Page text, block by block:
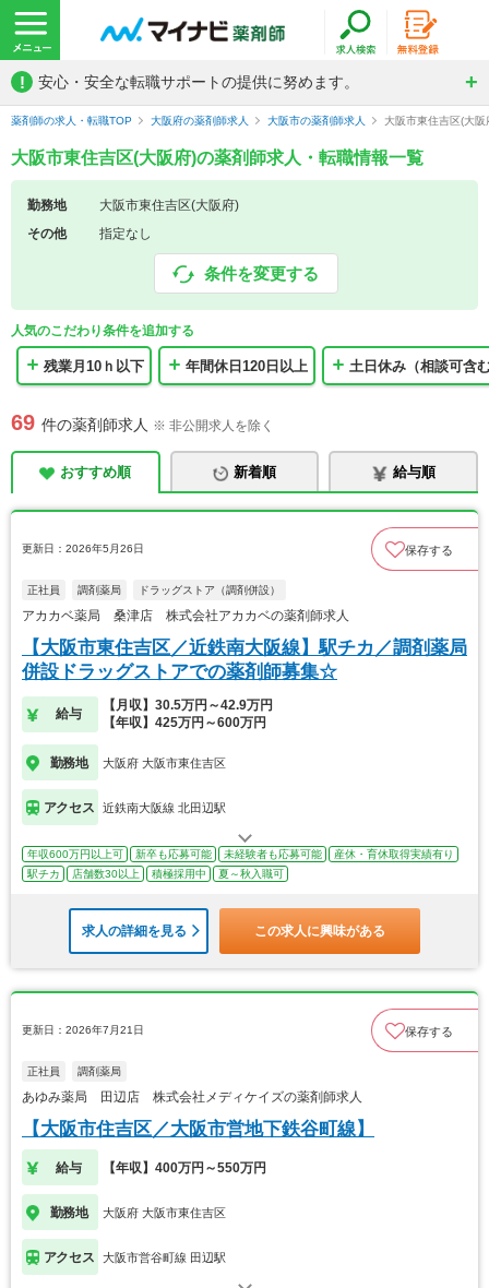
! 安心・安全な転職サポートの提供に努めます。
薬剤師の求人・転職TOP 大阪府の薬剤師求人 大阪市の薬剤師求人 大阪市東住吉区(大
大阪市東住吉区(大阪府)の薬剤師求人・転職情報一覧
勤務地
大阪市東住吉区(大阪府)
その他
指定なし
条件を変更する
人気のこだわり条件を追加する
残業月10ｈ以下 年間休日120日以上 土日休み（相談可含
69 件の薬剤師求人 ※ 非公開求人を除く
おすすめ順 新着順 給与順
更新日：2026年5月26日 保存する
正社員 調剤薬局 ドラッグストア（調剤併設）
アカカベ薬局 桑津店 株式会社アカカベの薬剤師求人
【大阪市東住吉区／近鉄南大阪線】駅チカ／調剤薬局
併設ドラッグストアでの薬剤師募集☆
給与
【月収】30.5万円～42.9万円
【年収】425万円～600万円
勤務地 大阪府 大阪市東住吉区
アクセス 近鉄南大阪線 北田辺駅
年収600万円以上可 新卒も応募可能 未経験者も応募可能
産休・育休取得実績有り
駅チカ
店舗数30以上 積極採用中 夏～秋入職可
求人の詳細を見る この求人に興味がある
更新日：2026年7月21日 保存する
正社員 調剤薬局
あゆみ薬局 田辺店 株式会社メディケイズの薬剤師求人
【大阪市住吉区／大阪市営地下鉄谷町線】
給与 【年収】400万円～550万円
勤務地 大阪府 大阪市東住吉区
アクセス 大阪市営谷町線 田辺駅